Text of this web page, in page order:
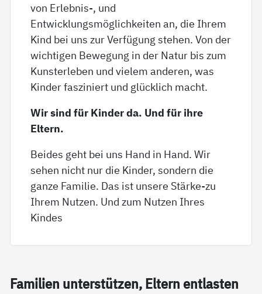
von Erlebnis-, und
Entwicklungsmöglichkeiten an, die Ihrem
Kind bei uns zur Verfügung stehen. Von der
wichtigen Bewegung in der Natur bis zum
Kunsterleben und vielem anderen, was
Kinder fasziniert und glücklich macht.
Wir sind für Kinder da. Und für ihre
Eltern.
Beides geht bei uns Hand in Hand. Wir
sehen nicht nur die Kinder, sondern die
ganze Familie. Das ist unsere Stärke-zu
Ihrem Nutzen. Und zum Nutzen Ihres
Kindes
Fa­mi­li­en un­ter­stüt­zen, El­tern ent­las­ten